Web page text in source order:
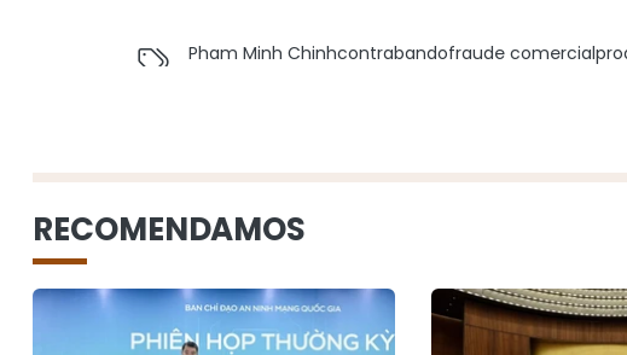
Pham Minh Chinhcontrabandofraude comercial
RECOMENDAMOS